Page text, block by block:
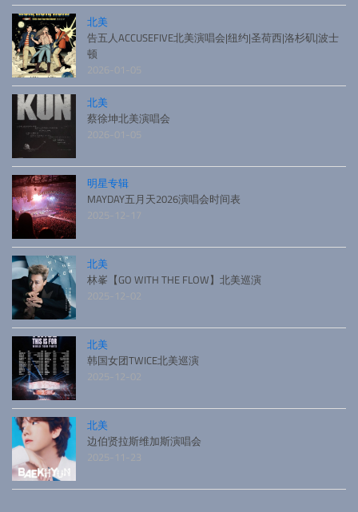
北美
告五人ACCUSEFIVE北美演唱会|纽约|圣荷西|洛杉矶|波士
顿
2026-01-05
北美
蔡徐坤北美演唱会
2026-01-05
明星专辑
MAYDAY五月天2026演唱会时间表
2025-12-17
北美
林峯【GO WITH THE FLOW】北美巡演
2025-12-02
北美
韩国女团TWICE北美巡演
2025-12-02
北美
边伯贤拉斯维加斯演唱会
2025-11-23